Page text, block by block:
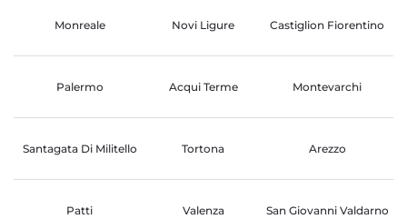
Monreale Novi Ligure Castiglion Fiorentino
Palermo Acqui Terme Montevarchi
Santagata Di Militello Tortona Arezzo
Patti Valenza San Giovanni Valdarno